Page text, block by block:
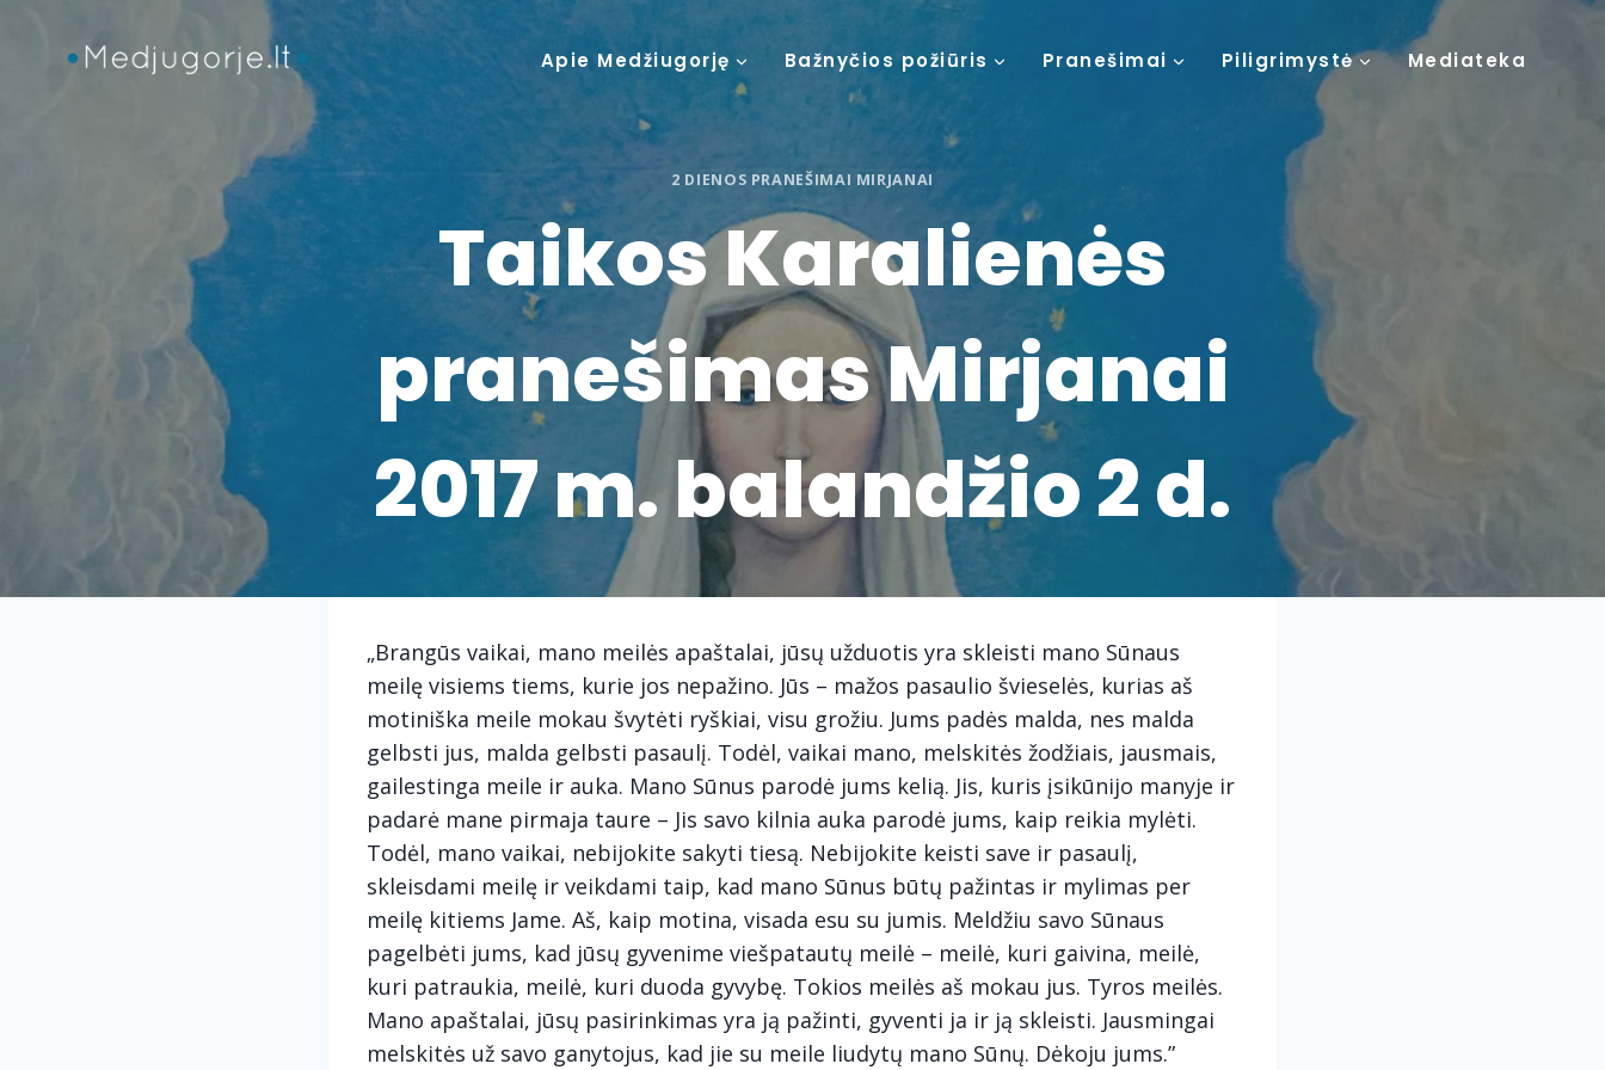
Apie Medžiugorję Bažnyčios požiūris Pranešimai Piligrimystė Mediateka
2 DIENOS PRANEŠIMAI MIRJANAI
Taikos Karalienės
pranešimas Mirjanai
2017 m. balandžio 2 d.
„Brangūs vaikai, mano meilės apaštalai, jūsų užduotis yra skleisti mano Sūnaus
meilę visiems tiems, kurie jos nepažino. Jūs – mažos pasaulio švieselės, kurias aš
motiniška meile mokau švytėti ryškiai, visu grožiu. Jums padės malda, nes malda
gelbsti jus, malda gelbsti pasaulį. Todėl, vaikai mano, melskitės žodžiais, jausmais,
gailestinga meile ir auka. Mano Sūnus parodė jums kelią. Jis, kuris įsikūnijo manyje ir
padarė mane pirmaja taure – Jis savo kilnia auka parodė jums, kaip reikia mylėti.
Todėl, mano vaikai, nebijokite sakyti tiesą. Nebijokite keisti save ir pasaulį,
skleisdami meilę ir veikdami taip, kad mano Sūnus būtų pažintas ir mylimas per
meilę kitiems Jame. Aš, kaip motina, visada esu su jumis. Meldžiu savo Sūnaus
pagelbėti jums, kad jūsų gyvenime viešpatautų meilė – meilė, kuri gaivina, meilė,
kuri patraukia, meilė, kuri duoda gyvybę. Tokios meilės aš mokau jus. Tyros meilės.
Mano apaštalai, jūsų pasirinkimas yra ją pažinti, gyventi ja ir ją skleisti. Jausmingai
melskitės už savo ganytojus, kad jie su meile liudytų mano Sūnų. Dėkoju jums.”